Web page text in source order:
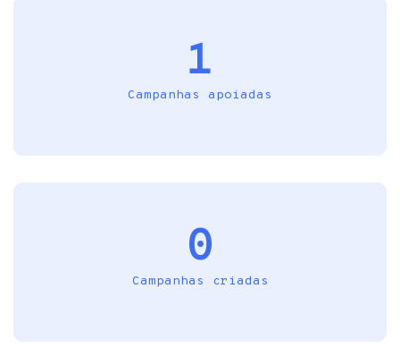
1
Campanhas apoiadas
0
Campanhas criadas